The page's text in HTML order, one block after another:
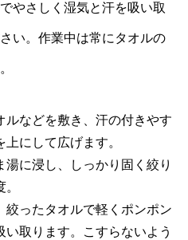
やさしく湿気と汗を吸い取
い。作業中は常にタオルの
ルなどを敷き、汗の付きやす
にして広げます。
に浸し、しっかり固く絞り
絞ったタオルで軽くポンポン
い取ります。こすらないよう